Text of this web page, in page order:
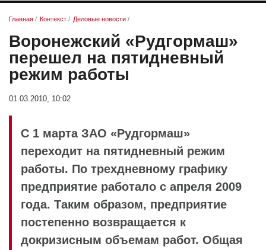
Главная / Контекст / Деловые новости /
Воронежский «Рудгормаш»
перешел на пятидневный
режим работы
01.03.2010, 10:02
С 1 марта ЗАО «Рудгормаш»
переходит на пятидневный режим
работы. По трехдневному графику
предприятие работало с апреля 2009
года. Таким образом, предприятие
постепенно возвращается к
докризисным объемам работ. Общая